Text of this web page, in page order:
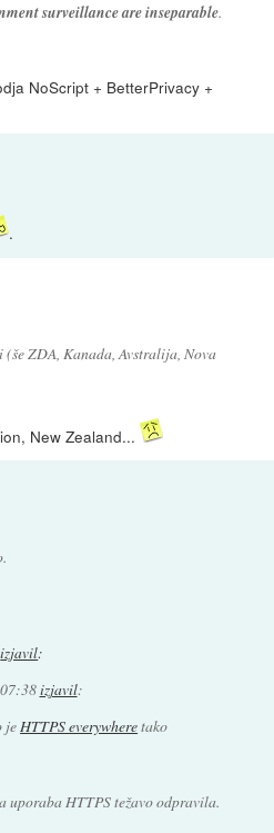
surveillance are inseparable.
NoScript + BetterPrivacy +
.
(še ZDA, Kanada, Avstralija, Nova
New Zealand...
izjavil:
izjavil:
jeHTTPS everywheretako
uporaba HTTPS težavo odpravila.